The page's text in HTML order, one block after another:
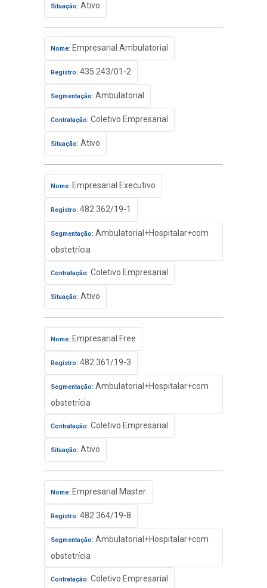
Situação: Ativo
Nome: Empresarial Ambulatorial
Registro: 435.243/01-2
Segmentação: Ambulatorial
Contratação: Coletivo Empresarial
Situação: Ativo
Nome: Empresarial Executivo
Registro: 482.362/19-1
Segmentação: Ambulatorial+Hospitalar+com
obstetrícia
Contratação: Coletivo Empresarial
Situação: Ativo
Nome: Empresarial Free
Registro: 482.361/19-3
Segmentação: Ambulatorial+Hospitalar+com
obstetrícia
Contratação: Coletivo Empresarial
Situação: Ativo
Nome: Empresarial Master
Registro: 482.364/19-8
Segmentação: Ambulatorial+Hospitalar+com
obstetrícia
Contratação: Coletivo Empresarial